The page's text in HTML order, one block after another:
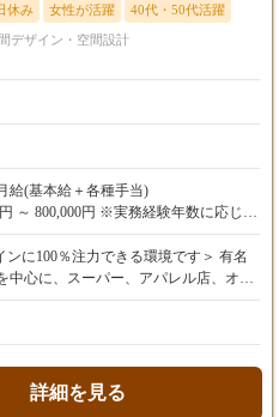
休み 女性が活躍 40代・50代活躍
デザイン・空間設計
給(基本給＋各種手当)
～ 800,000円 ※実務経験年数に応じて
る年収ベース)
(東京オフィス アシスタント)/ 4,300,0
入社9年目( 大阪本社 デザイナー )/ 5,300,000円
の居住エリアによる家賃相場や消費者
の違いを反映し、
に100％注力できる環境です＞ 有名
中心に、スーパー、アパレル店、オフ
任せします。 【具体的な業務
ング・打ち合わせ ・現地調査・コン
パースの作成（Vectorworksを使用）
ているため、夜間の工事立ち会いや
とはありません。 チーム制での
詳細を見る